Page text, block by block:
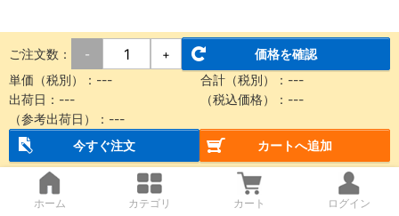
ご注文数： - +
価格を確認
単価（税別）： --- 合計（税別）： ---
出荷日： --- （税込価格）： ---
（参考出荷日）： ---
今すぐ注文
カートへ追加
ホーム カテゴリ カート ログイン